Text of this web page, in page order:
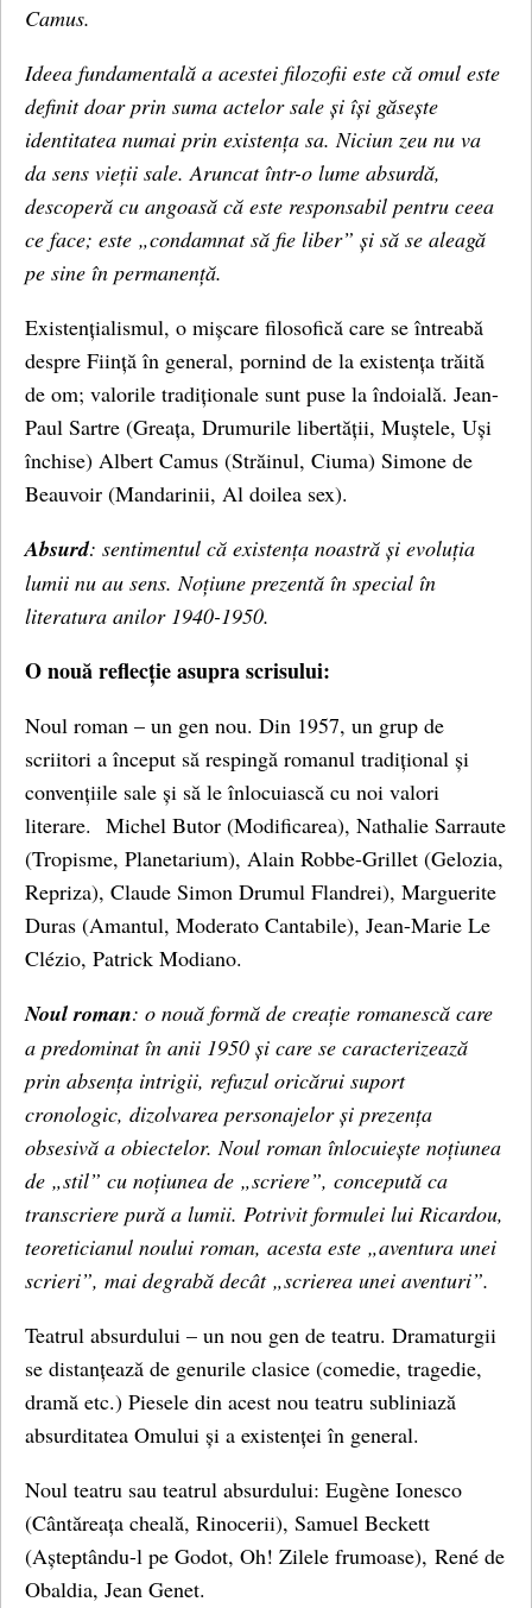
Camus.
Ideea fundamentală a acestei filozofii este că omul este
definit doar prin suma actelor sale și își găsește
identitatea numai prin existența sa. Niciun zeu nu va
da sens vieții sale. Aruncat într-o lume absurdă,
descoperă cu angoasă că este responsabil pentru ceea
ce face; este „condamnat să fie liber” și să se aleagă
pe sine în permanență.
Existențialismul, o mișcare filosofică care se întreabă
despre Ființă în general, pornind de la existența trăită
de om; valorile tradiționale sunt puse la îndoială. Jean-
Paul Sartre (Greața, Drumurile libertății, Muștele, Uși
închise) Albert Camus (Străinul, Ciuma) Simone de
Beauvoir (Mandarinii, Al doilea sex).
Absurd: sentimentul că existența noastră și evoluția
lumii nu au sens. Noțiune prezentă în special în
literatura anilor 1940-1950.
O nouă reflecție asupra scrisului:
Noul roman – un gen nou. Din 1957, un grup de
scriitori a început să respingă romanul tradițional și
convențiile sale și să le înlocuiască cu noi valori
literare. Michel Butor (Modificarea), Nathalie Sarraute
(Tropisme, Planetarium), Alain Robbe-Grillet (Gelozia,
Repriza), Claude Simon Drumul Flandrei), Marguerite
Duras (Amantul, Moderato Cantabile), Jean-Marie Le
Clézio, Patrick Modiano.
Noul roman: o nouă formă de creație romanescă care
a predominat în anii 1950 și care se caracterizează
prin absența intrigii, refuzul oricărui suport
cronologic, dizolvarea personajelor și prezența
obsesivă a obiectelor. Noul roman înlocuiește noțiunea
de „stil” cu noțiunea de „scriere”, concepută ca
transcriere pură a lumii. Potrivit formulei lui Ricardou,
teoreticianul noului roman, acesta este „aventura unei
scrieri”, mai degrabă decât „scrierea unei aventuri”.
Teatrul absurdului – un nou gen de teatru. Dramaturgii
se distanțează de genurile clasice (comedie, tragedie,
dramă etc.) Piesele din acest nou teatru subliniază
absurditatea Omului și a existenței în general.
Noul teatru sau teatrul absurdului: Eugène Ionesco
(Cântăreața cheală, Rinocerii), Samuel Beckett
(Așteptându-l pe Godot, Oh! Zilele frumoase), René de
Obaldia, Jean Genet.